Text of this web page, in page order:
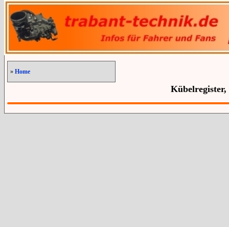
» Home
Kübelregister,